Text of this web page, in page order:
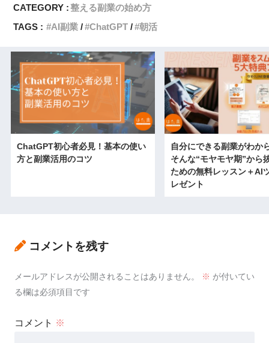
CATEGORY :整える副業の始め方
TAGS :
AI副業 ChatGPT 朝活
ChatGPT初心者必見！基本の使い
方と副業活用のコツ
自分にできる副業がわか
そんな“モヤモヤ期”から
ための無料レッスン＋AI
レゼント
コメントを残す
メールアドレスが公開されることはありません。 ※ が付いてい
る欄は必須項目です
コメント ※